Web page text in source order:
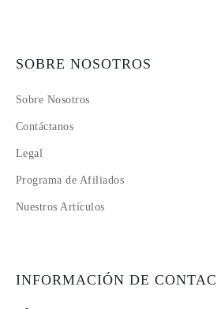
SOBRE NOSOTROS
Sobre Nosotros
Contáctanos
Legal
Programa de Afiliados
Nuestros Artículos
INFORMACIÓN DE